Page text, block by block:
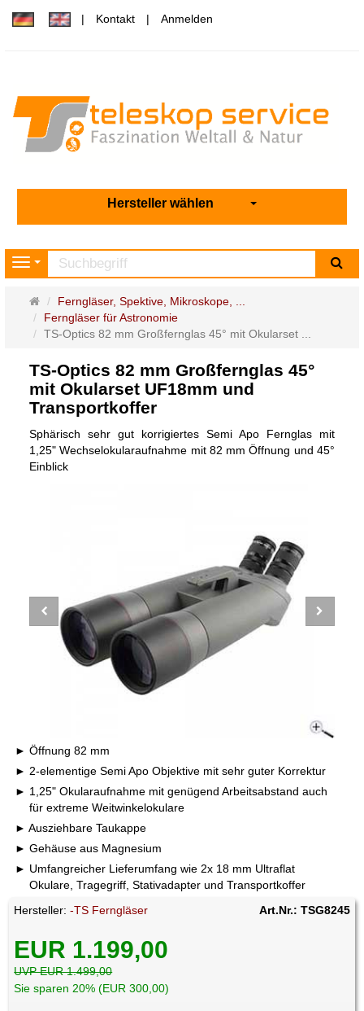
Kontakt Anmelden
Hersteller wählen
Navigation
Startseite
Ferngläser, Spektive, Mikroskope, ...
Ferngläser für Astronomie
TS-Optics 82 mm Großfernglas 45° mit Okularset ...
TS-Optics 82 mm Großfernglas 45°
mit Okularset UF18mm und
Transportkoffer
Sphärisch sehr gut korrigiertes Semi Apo Fernglas mit
1,25" Wechselokularaufnahme mit 82 mm Öffnung und 45°
Einblick
Öffnung 82 mm
2-elementige Semi Apo Objektive mit sehr guter Korrektur
1,25" Okularaufnahme mit genügend Arbeitsabstand auch
für extreme Weitwinkelokulare
Ausziehbare Taukappe
Gehäuse aus Magnesium
Umfangreicher Lieferumfang wie 2x 18 mm Ultraflat
Okulare, Tragegriff, Stativadapter und Transportkoffer
Hersteller:-TS Ferngläser Art.Nr.: TSG8245
EUR 1.199,00
UVP EUR 1.499,00
Sie sparen 20% (EUR 300,00)